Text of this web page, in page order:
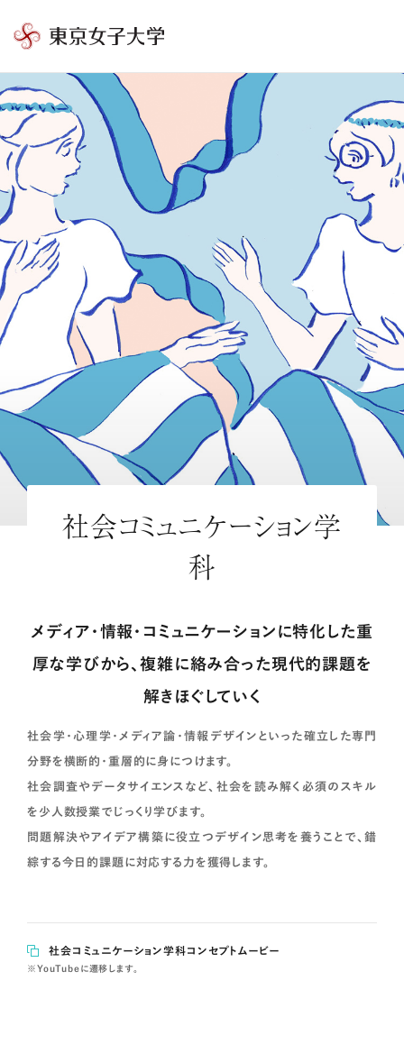
東
女
子
大
社会コミュニケーション学
科
メディア・情報・コミュニケーションに特化した重
厚な学びから、複雑に絡み合った現代的課題を
解きほぐしていく
社会学・心理学・メディア論・情報デザインといった確立した専門
分野を横断的・重層的に身につけます。
社会調査やデータサイエンスなど、社会を読み解く必須のスキル
を少人数授業でじっくり学びます。
問題解決やアイデア構築に役立つデザイン思考を養うことで、錯
綜する今日的課題に対応する力を獲得します。
社会コミュニケーション学科コンセプトムービー
※YouTubeに遷移します。